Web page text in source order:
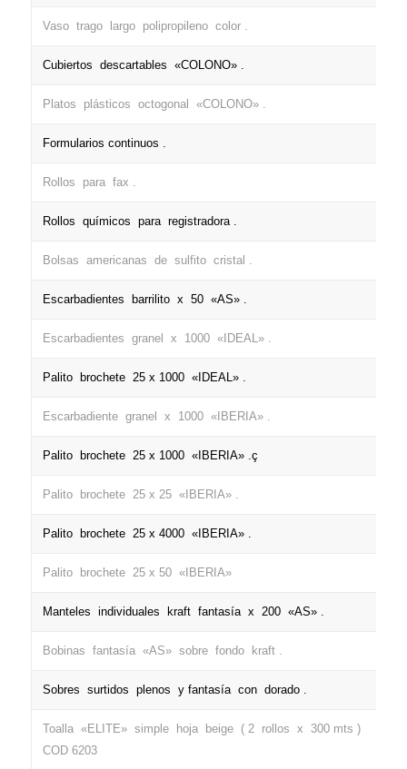
Vaso trago largo polipropileno color .
Cubiertos descartables «COLONO» .
Platos plásticos octogonal «COLONO» .
Formularios continuos .
Rollos para fax .
Rollos químicos para registradora .
Bolsas americanas de sulfito cristal .
Escarbadientes barrilito x 50 «AS» .
Escarbadientes granel x 1000 «IDEAL» .
Palito brochete 25 x 1000 «IDEAL» .
Escarbadiente granel x 1000 «IBERIA» .
Palito brochete 25 x 1000 «IBERIA» .ç
Palito brochete 25 x 25 «IBERIA» .
Palito brochete 25 x 4000 «IBERIA» .
Palito brochete 25 x 50 «IBERIA»
Manteles individuales kraft fantasía x 200 «AS» .
Bobinas fantasía «AS» sobre fondo kraft .
Sobres surtidos plenos y fantasía con dorado .
Toalla «ELITE» simple hoja beige ( 2 rollos x 300 mts )
COD 6203